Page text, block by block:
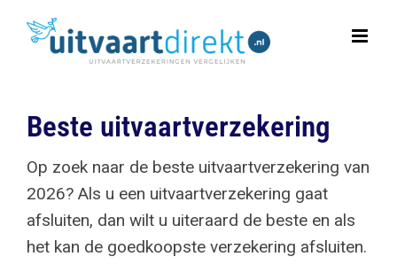
naar
Beste uitvaartverzekering
Op zoek naar de beste uitvaartverzekering van
2026? Als u een uitvaartverzekering gaat
afsluiten, dan wilt u uiteraard de beste en als
het kan de goedkoopste verzekering afsluiten.